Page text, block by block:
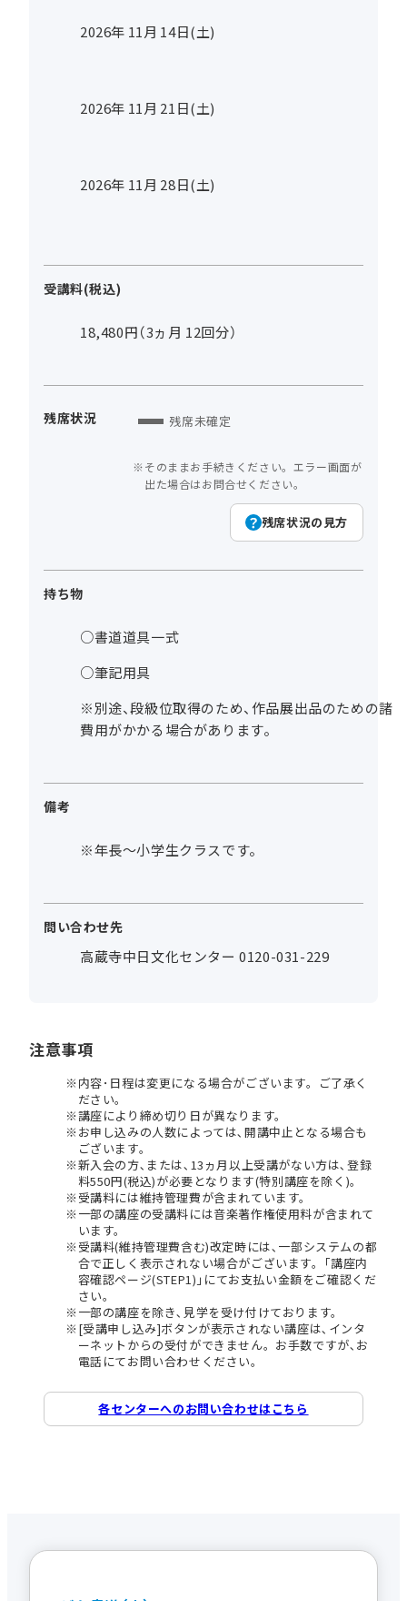
2026年 11月 14日(土)
2026年 11月 21日(土)
2026年 11月 28日(土)
受講料(税込)
18,480円（3ヵ月 12回分）
残席状況 残席未確定
そのままお手続きください。エラー画面が
出た場合はお問合せください。
残席状況の見方
持ち物
○書道道具一式
○筆記用具
※別途、段級位取得のため、作品展出品のための諸
費用がかかる場合があります。
備考
※年長～小学生クラスです。
問い合わせ先
高蔵寺中日文化センター 0120-031-229
注意事項
内容･日程は変更になる場合がございます。ご了承く
ださい。
講座により締め切り日が異なります。
お申し込みの人数によっては､開講中止となる場合も
ございます。
新入会の方､または､13ヵ月以上受講がない方は､登録
料550円(税込)が必要となります(特別講座を除く)。
受講料には維持管理費が含まれています。
一部の講座の受講料には音楽著作権使用料が含まれて
います。
受講料(維持管理費含む)改定時には､一部システムの都
合で正しく表示されない場合がございます。｢講座内
容確認ページ(STEP1)｣にてお支払い金額をご確認くだ
さい。
一部の講座を除き､見学を受け付けております。
[受講申し込み]ボタンが表示されない講座は､インタ
ーネットからの受付ができません。お手数ですが､お
電話にてお問い合わせください。
各センターへのお問い合わせはこちら